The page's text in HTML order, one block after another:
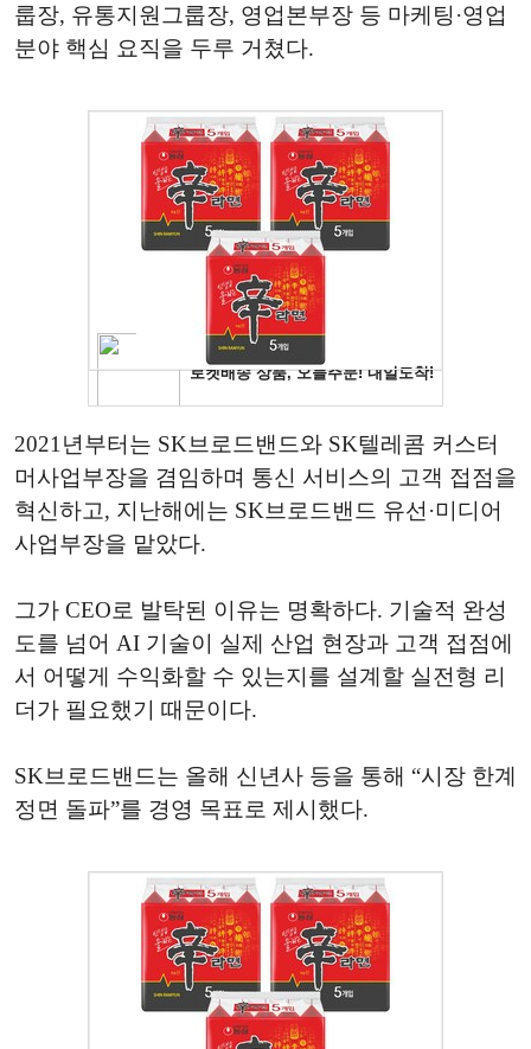
룹장, 유통지원그룹장, 영업본부장 등 마케팅·영업
분야 핵심 요직을 두루 거쳤다.
2021년부터는 SK브로드밴드와 SK텔레콤 커스터
머사업부장을 겸임하며 통신 서비스의 고객 접점을
혁신하고, 지난해에는 SK브로드밴드 유선·미디어
사업부장을 맡았다.
그가 CEO로 발탁된 이유는 명확하다. 기술적 완성
도를 넘어 AI 기술이 실제 산업 현장과 고객 접점에
서 어떻게 수익화할 수 있는지를 설계할 실전형 리
더가 필요했기 때문이다.
SK브로드밴드는 올해 신년사 등을 통해 “시장 한계
정면 돌파”를 경영 목표로 제시했다.